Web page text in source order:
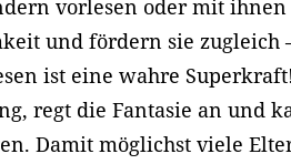
vorlesen oder mit ihnen
und fördern sie zugleich
ist eine wahre
regt die Fantasie an und
Damit möglichst viele